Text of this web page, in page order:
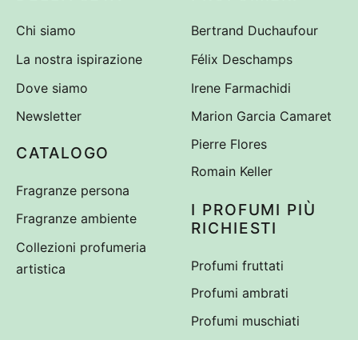
Chi siamo
La nostra ispirazione
Dove siamo
Newsletter
CATALOGO
Fragranze persona
Fragranze ambiente
Collezioni profumeria
artistica
Bertrand Duchaufour
Félix Deschamps
Irene Farmachidi
Marion Garcia Camaret
Pierre Flores
Romain Keller
I PROFUMI PIÙ
RICHIESTI
Profumi fruttati
Profumi ambrati
Profumi muschiati